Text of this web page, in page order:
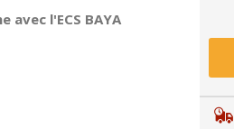
l'ECS BAYA